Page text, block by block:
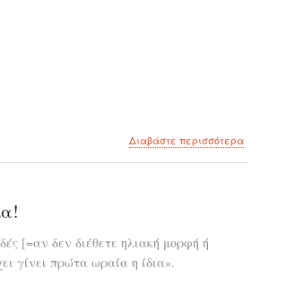
Διαβάστε περισσότεραγια
[=αν δεν διέθετε ηλιακή μορφή ή
γίνει πρώτα ωραία η ίδια».